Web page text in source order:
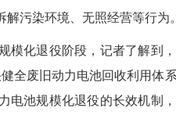
污染环境、无照经营等行为。
化退役阶段，记者了解到，
全废旧动力电池回收利用体
电池规模化退役的长效机制